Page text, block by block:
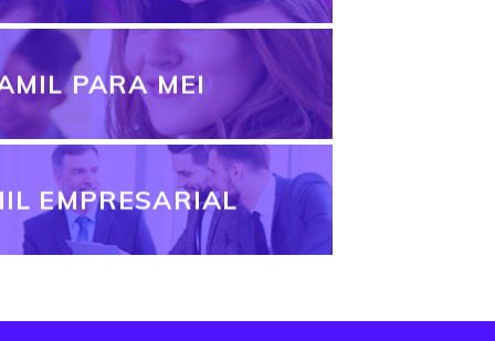
PARA MEI
EMPRESARIAL